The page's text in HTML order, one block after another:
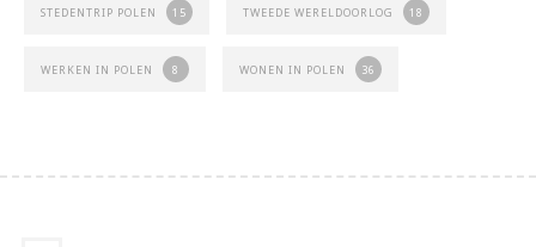
STEDENTRIP POLEN 15 TWEEDE WERELDOORLOG 18
WERKEN IN POLEN 8 WONEN IN POLEN 36